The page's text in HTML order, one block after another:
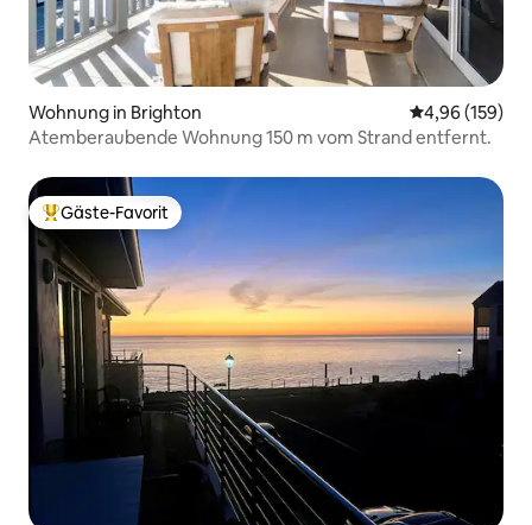
Wohnung in Brighton
4,96 (159)
Atemberaubende Wohnung 150 m vom Strand entfernt.
Beliebter Gäste-Favorit.
Gäste-Favorit